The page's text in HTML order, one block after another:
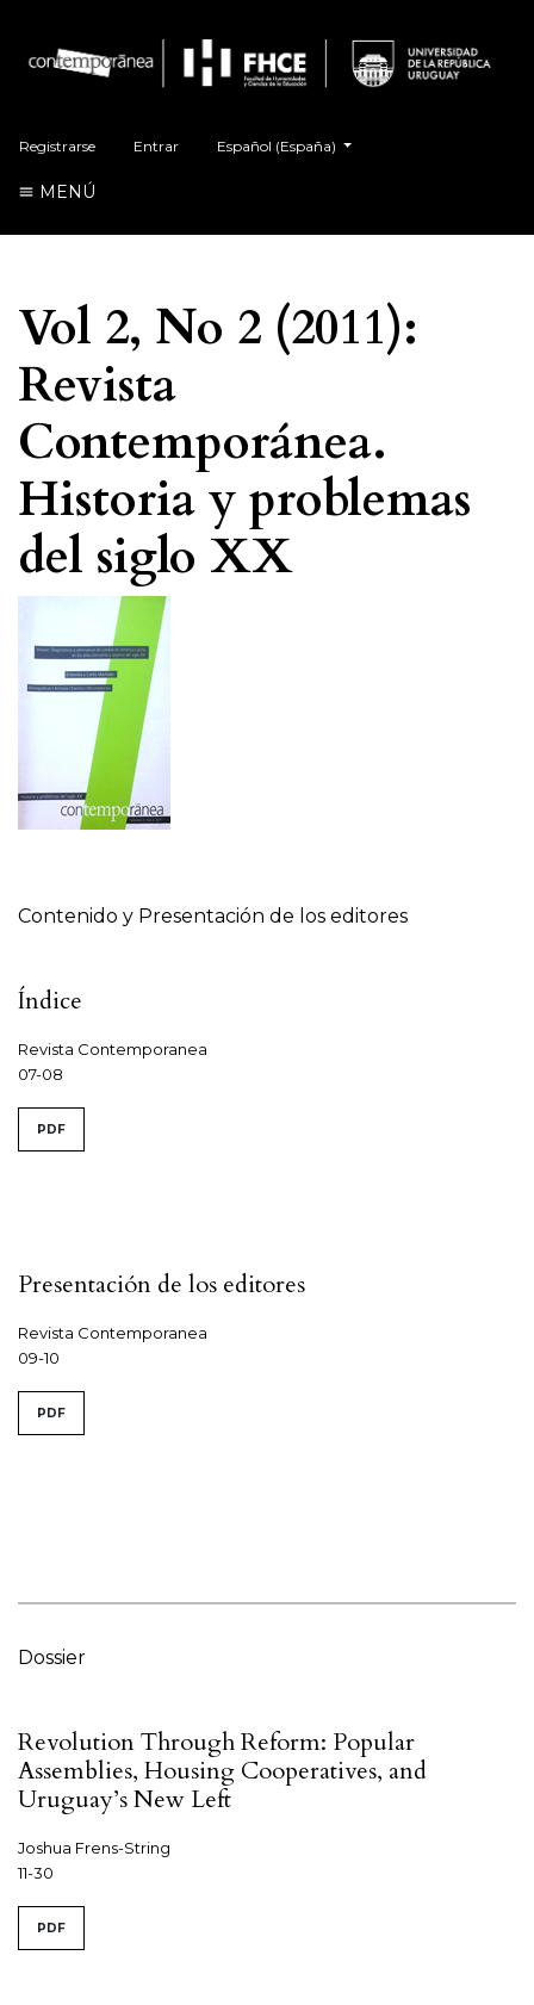
Registrarse Entrar Español (España)
MENÚ
Vol 2, No 2 (2011):
Revista
Contemporánea.
Historia y problemas
del siglo XX
Contenido y Presentación de los editores
Índice
Revista Contemporanea
07-08
PDF
Presentación de los editores
Revista Contemporanea
09-10
PDF
Dossier
Revolution Through Reform: Popular
Assemblies, Housing Cooperatives, and
Uruguay’s New Left
Joshua Frens-String
11-30
PDF